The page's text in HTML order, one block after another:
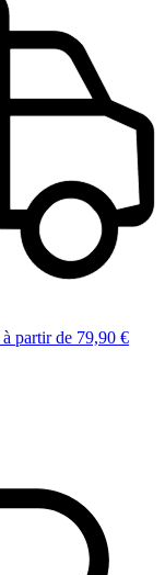
à partir de 79,90 €